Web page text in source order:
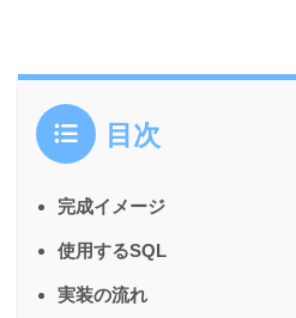
目次
完成イメージ
使用するSQL
実装の流れ